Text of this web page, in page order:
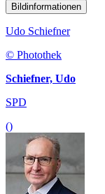
Bildinformationen
Udo Schiefner
© Photothek
Schiefner, Udo
SPD
()